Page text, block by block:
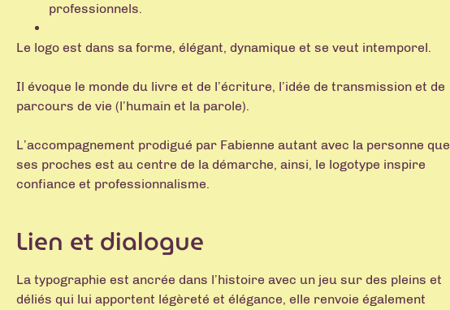
professionnels.
Le logo est dans sa forme, élégant, dynamique et se veut intemporel.
Il évoque le monde du livre et de l’écriture, l’idée de transmission et de
parcours de vie (l’humain et la parole).
L’accompagnement prodigué par Fabienne autant avec la personne que
ses proches est au centre de la démarche, ainsi, le logotype inspire
confiance et professionnalisme.
Lien et dialogue
La typographie est ancrée dans l’histoire avec un jeu sur des pleins et
déliés qui lui apportent légèreté et élégance, elle renvoie également